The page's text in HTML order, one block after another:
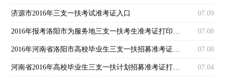
济源市2016年三支一扶考试准考证入口 07.09
2016年报考洛阳市为服务地三支一扶考生准考证打印须知 07.08
2016年河南省洛阳市高校毕业生三支一扶招募准考证打印入口 07.08
河南省2016年高校毕业生三支一扶计划招募准考证打印入口 07.04